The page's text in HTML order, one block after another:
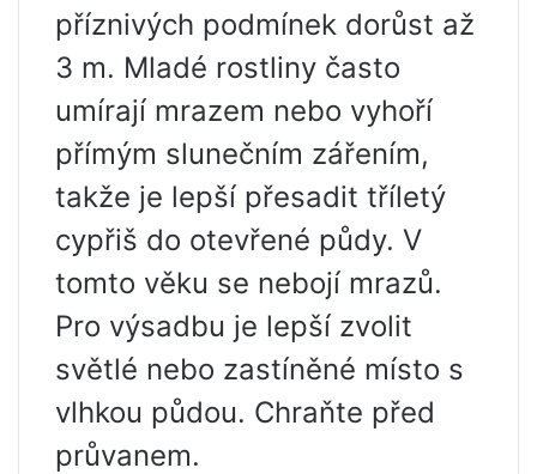
příznivých podmínek dorůst až
3 m. Mladé rostliny často
umírají mrazem nebo vyhoří
přímým slunečním zářením,
takže je lepší přesadit tříletý
cypřiš do otevřené půdy. V
tomto věku se nebojí mrazů.
Pro výsadbu je lepší zvolit
světlé nebo zastíněné místo s
vlhkou půdou. Chraňte před
průvanem.